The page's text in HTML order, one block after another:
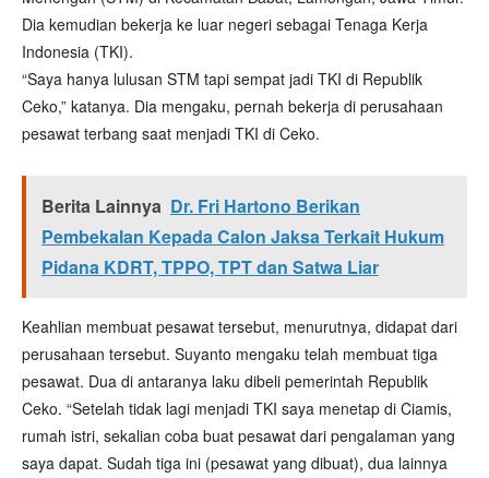
Dia kemudian bekerja ke luar negeri sebagai Tenaga Kerja
Indonesia (TKI).
“Saya hanya lulusan STM tapi sempat jadi TKI di Republik
Ceko,” katanya. Dia mengaku, pernah bekerja di perusahaan
pesawat terbang saat menjadi TKI di Ceko.
Berita Lainnya Dr. Fri Hartono Berikan
Pembekalan Kepada Calon Jaksa Terkait Hukum
Pidana KDRT, TPPO, TPT dan Satwa Liar
Keahlian membuat pesawat tersebut, menurutnya, didapat dari
perusahaan tersebut. Suyanto mengaku telah membuat tiga
pesawat. Dua di antaranya laku dibeli pemerintah Republik
Ceko. “Setelah tidak lagi menjadi TKI saya menetap di Ciamis,
rumah istri, sekalian coba buat pesawat dari pengalaman yang
saya dapat. Sudah tiga ini (pesawat yang dibuat), dua lainnya